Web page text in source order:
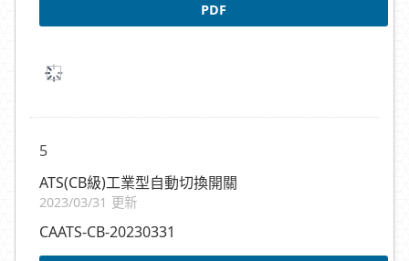
PDF
5
ATS(CB級)工業型自動切換開關
2023/03/31 更新
CAATS-CB-20230331